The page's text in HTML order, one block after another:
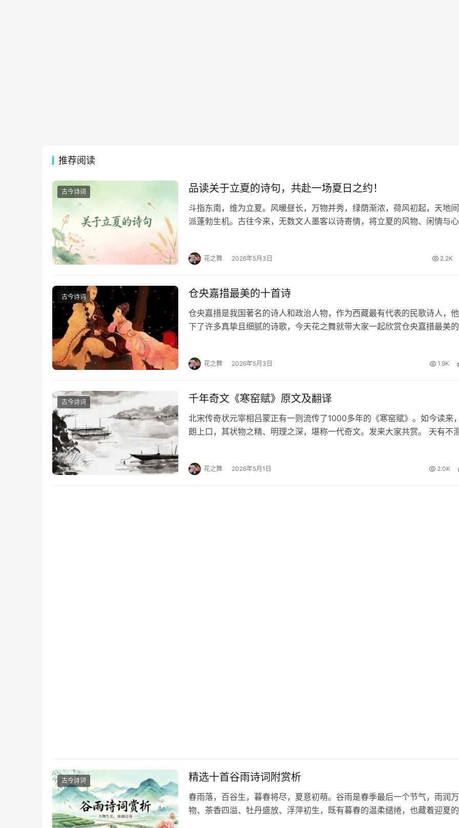
推荐阅读
古今诗词 品读关于立夏的诗句，共赴一场夏日之约！
斗指东南，维为立夏。风暖昼长，万物并秀，绿荫渐浓，荷风初起，天地
派蓬勃生机。古往今来，无数文人墨客以诗寄情，将立夏的风物、闲情与
花之舞 2026年5月3日 2.2K
古今诗词 仓央嘉措最美的十首诗
仓央嘉措是我国著名的诗人和政治人物，作为西藏最有代表的民歌诗人，
下了许多真挚且细腻的诗歌，今天花之舞就带大家一起欣赏仓央嘉措最美
花之舞 2026年5月3日 1.9K
古今诗词 千年奇文《寒窑赋》原文及翻译
北宋传奇状元宰相吕蒙正有一则流传了1000多年的《寒窑赋》。如今读来
朗上口，其状物之精、明理之深，堪称一代奇文。发来大家共赏。 天有不
花之舞 2026年5月1日 2.0K
古今诗词 精选十首谷雨诗词附赏析
春雨落，百谷生，暮春将尽，夏意初萌。谷雨是春季最后一个节气，雨润万
物、茶香四溢、牡丹盛放、浮萍初生，既有暮春的温柔缱绻，也藏着迎夏